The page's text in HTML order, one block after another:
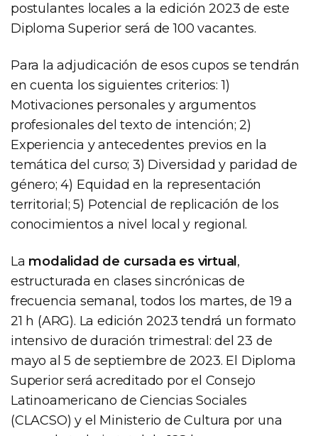
postulantes locales a la edición 2023 de este
Diploma Superior será de 100 vacantes.
Para la adjudicación de esos cupos se tendrán
en cuenta los siguientes criterios: 1)
Motivaciones personales y argumentos
profesionales del texto de intención; 2)
Experiencia y antecedentes previos en la
temática del curso; 3) Diversidad y paridad de
género; 4) Equidad en la representación
territorial; 5) Potencial de replicación de los
conocimientos a nivel local y regional.
La modalidad de cursada es virtual ,
estructurada en clases sincrónicas de
frecuencia semanal, todos los martes, de 19 a
21 h (ARG). La edición 2023 tendrá un formato
intensivo de duración trimestral: del 23 de
mayo al 5 de septiembre de 2023. El Diploma
Superior será acreditado por el Consejo
Latinoamericano de Ciencias Sociales
(CLACSO) y el Ministerio de Cultura por una